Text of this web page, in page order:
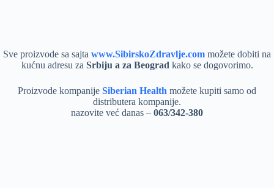
Sve proizvode sa sajta www.SibirskoZdravlje.com možete dobiti na
kućnu adresu za Srbiju a za Beograd kako se dogovorimo.
Proizvode kompanije Siberian Health možete kupiti samo od
distributera kompanije.
nazovite već danas – 063/342-380